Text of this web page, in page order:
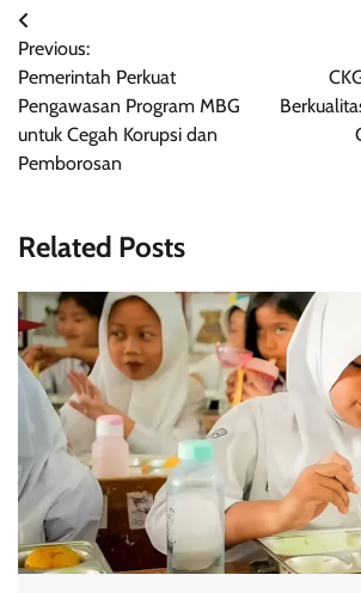
Navigasi
pos
Previous:
Pemerintah Perkuat
Pengawasan Program MBG
untuk Cegah Korupsi dan
Pemborosan
Related Posts